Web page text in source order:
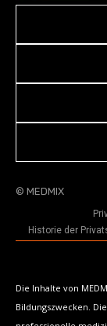
© MEDMIX
Historie der
Die Inhalte von
Bildungszwecken.